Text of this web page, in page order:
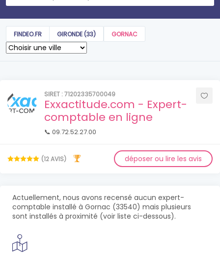
FINDEO.FR GIRONDE (33) GORNAC
SIRET : 71202335700049
Exxactitude.com - Expert-
comptable en ligne
📞 09.72.52.27.00
(12 AVIS) déposer ou lire les avis
Actuellement, nous avons recensé aucun expert-
comptable installé à Gornac (33540) mais plusieurs
sont installés à proximité (voir liste ci-dessous).